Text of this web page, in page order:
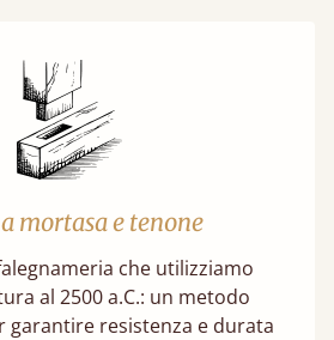
mortasa e tenone
che utilizziamo
al 2500 a.C.: un metodo
garantire resistenza e durata